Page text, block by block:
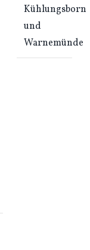
Kühlungsborn
und
Warnemünde